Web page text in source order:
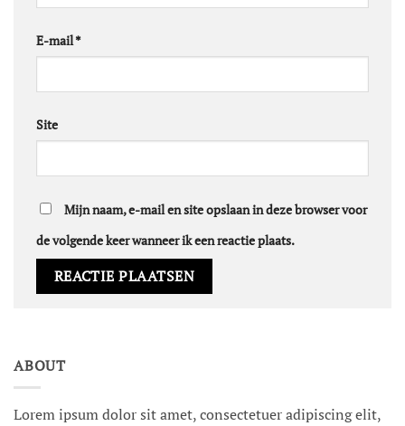
E-mail*
Site
Mijn naam, e-mail en site opslaan in deze browser voor
de volgende keer wanneer ik een reactie plaats.
ABOUT
Lorem ipsum dolor sit amet, consectetuer adipiscing elit,